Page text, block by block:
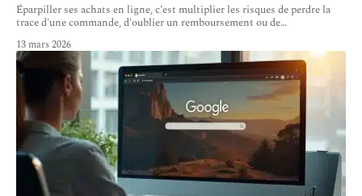
Éparpiller ses achats en ligne, c'est multiplier les risques de perdre la
trace d'une commande, d'oublier un remboursement ou de…
13 mars 2026